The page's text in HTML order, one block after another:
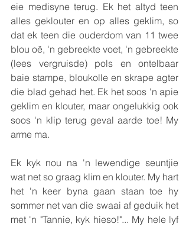
eie medisyne terug. Ek het altyd teen
alles geklouter en op alles geklim, so
dat ek teen die ouderdom van 11 twee
blou oë, 'n gebreekte voet, 'n gebreekte
(lees vergruisde) pols en ontelbaar
baie stampe, bloukolle en skrape agter
die blad gehad het. Ek het soos 'n apie
geklim en klouter, maar ongelukkig ook
soos 'n klip terug geval aarde toe! My
arme ma.
Ek kyk nou na 'n lewendige seuntjie
wat net so graag klim en klouter. My hart
het 'n keer byna gaan staan toe hy
sommer net van die swaai af geduik het
met 'n "Tannie, kyk hieso!"... My hele lyf